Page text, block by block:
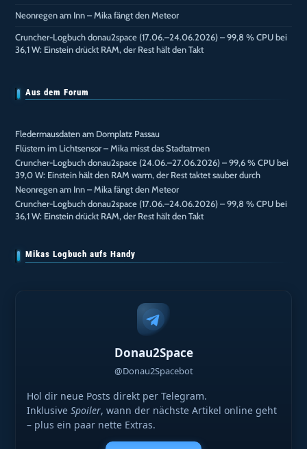
Neonregen am Inn – Mika fängt den Meteor
Cruncher-Logbuch donau2space (17.06.–24.06.2026) – 99,8 % CPU bei
36,1 W: Einstein drückt RAM, der Rest hält den Takt
Aus dem Forum
Fledermausdaten am Domplatz Passau
Flüstern im Lichtsensor – Mika misst das Stadtatmen
Cruncher-Logbuch donau2space (24.06.–27.06.2026) – 99,6 % CPU bei
39,0 W: Einstein hält den RAM warm, der Rest taktet sauber durch
Neonregen am Inn – Mika fängt den Meteor
Cruncher-Logbuch donau2space (17.06.–24.06.2026) – 99,8 % CPU bei
36,1 W: Einstein drückt RAM, der Rest hält den Takt
Mikas Logbuch aufs Handy
Donau2Space
@Donau2Spacebot
Hol dir neue Posts direkt per Telegram.
InklusiveSpoiler, wann der nächste Artikel online geht
– plus ein paar nette Extras.